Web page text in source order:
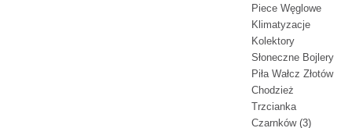
Piece Węglowe
Klimatyzacje
Kolektory
Słoneczne Bojlery
Piła Wałcz Złotów
Chodzież
Trzcianka
Czarnków(3)